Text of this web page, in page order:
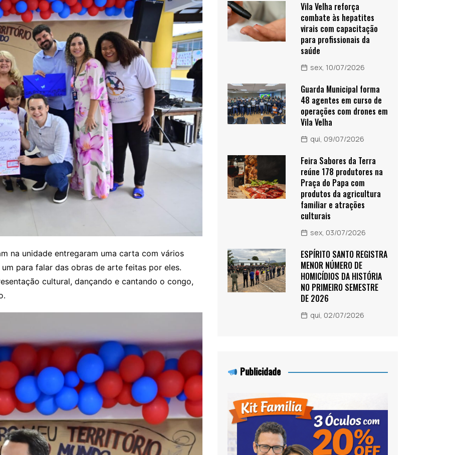
na unidade entregaram uma carta com vários
para falar das obras de arte feitas por eles.
cultural, dançando e cantando o congo,
Vila Velha reforça
combate às hepatites
virais com capacitação
para profissionais da
saúde
sex, 10/07/2026
Guarda Municipal forma
48 agentes em curso de
operações com drones em
Vila Velha
qui, 09/07/2026
Feira Sabores da Terra
reúne 178 produtores na
Praça do Papa com
produtos da agricultura
familiar e atrações
culturais
sex, 03/07/2026
ESPÍRITO SANTO REGISTRA
MENOR NÚMERO DE
HOMICÍDIOS DA HISTÓRIA
NO PRIMEIRO SEMESTRE
DE 2026
qui, 02/07/2026
Publicidade